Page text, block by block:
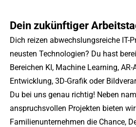
Dein zukünftiger
Dich reizen abwechslungsreiche IT-
neusten Technologien? Du hast
Bereichen KI, Machine Learning,
Entwicklung, 3D-Grafik oder
Du bei uns genau richtig! Neben
anspruchsvollen Projekten bieten
Familienunternehmen die Chance,